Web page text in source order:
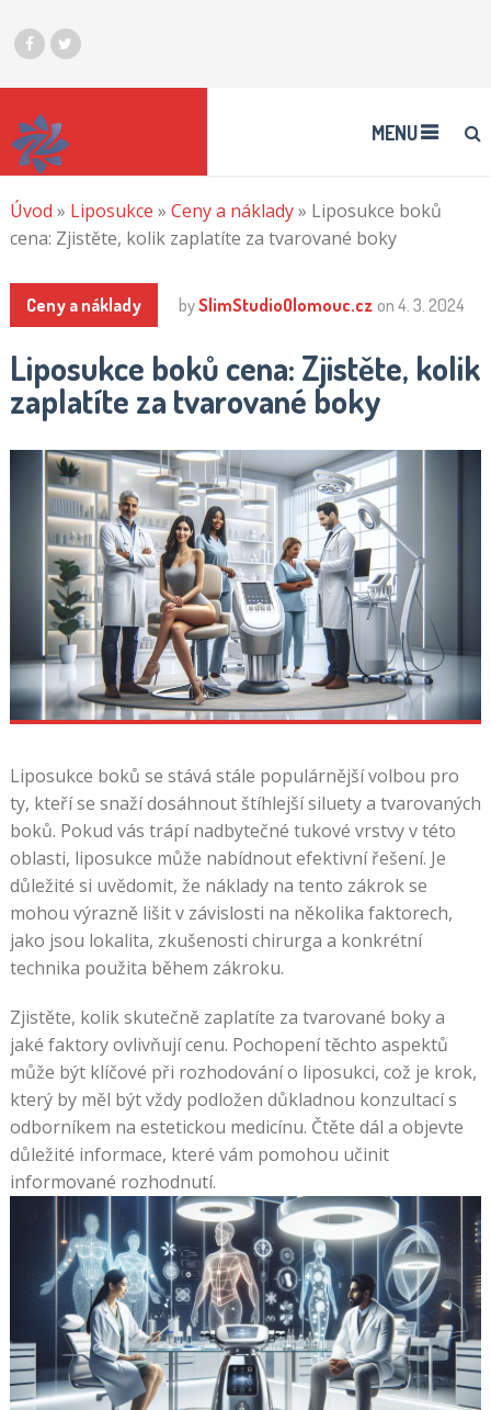
Virtuální
kasino
hraní
peněz
Jambo
Casino
Free
Spins:
Zde
jsou
vaše
statistiky,
potřebujete
Super
LVI
Loto
35
Kontrola
Tiketu
Takže
jsme
narazili
na
desku
pro
naši
přesnou
ruku,
máme
velký
relativně
desce
se
všemi
MENU
Úvod » Liposukce » Ceny a náklady» Liposukce boků
cena: Zjistěte, kolik zaplatíte za tvarované boky
Ceny a náklady bySlimStudioOlomouc.cz on 4. 3. 2024
Liposukce boků cena: Zjistěte, kolik
zaplatíte za tvarované boky
Liposukce boků se stává stále populárnější volbou pro
ty, kteří se snaží dosáhnout štíhlejší siluety a tvarovaných
boků. Pokud vás trápí nadbytečné tukové vrstvy v této
oblasti, liposukce může nabídnout efektivní řešení. Je
důležité si uvědomit, že náklady na tento zákrok se
mohou výrazně lišit v závislosti na několika faktorech,
jako jsou lokalita, zkušenosti chirurga a konkrétní
technika použita během zákroku.
Zjistěte, kolik skutečně zaplatíte za tvarované boky a
jaké faktory ovlivňují cenu. Pochopení těchto aspektů
může být klíčové při rozhodování o liposukci, což je krok,
který by měl být vždy podložen důkladnou konzultací s
odborníkem na estetickou medicínu. Čtěte dál a objevte
důležité informace, které vám pomohou učinit
informované rozhodnutí.